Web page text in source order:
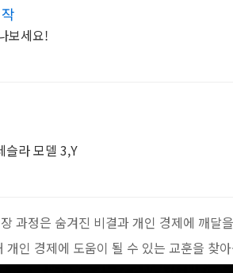
보세요!
슬라 모델 3,Y
과정은 숨겨진 비결과 개인 경제에 깨달
인 경제에 도움이 될 수 있는 교훈을 찾